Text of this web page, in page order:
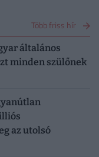
Több friss hír
általános
minden szülőnek
az utolsó